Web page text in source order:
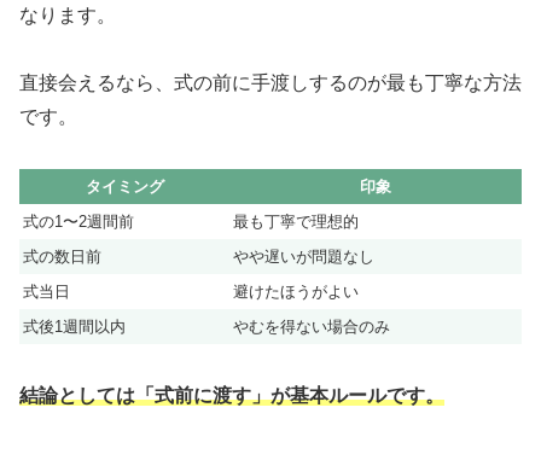
なります。
直接会えるなら、式の前に手渡しするのが最も丁寧な方法
です。
タイミング
印象
式の1〜2週間前
最も丁寧で理想的
式の数日前
やや遅いが問題なし
式当日
避けたほうがよい
式後1週間以内
やむを得ない場合のみ
結論としては「式前に渡す」が基本ルールです。